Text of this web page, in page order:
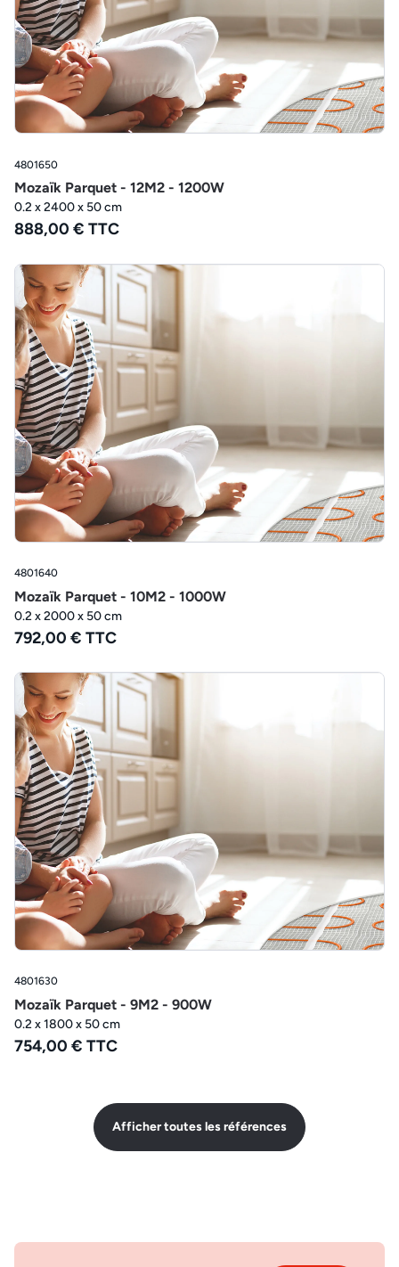
4801650
Mozaïk Parquet - 12M2 - 1200W
0.2 x 2400 x 50 cm
888,00 € TTC
4801640
Mozaïk Parquet - 10M2 - 1000W
0.2 x 2000 x 50 cm
792,00 € TTC
4801630
Mozaïk Parquet - 9M2 - 900W
0.2 x 1800 x 50 cm
754,00 € TTC
Afficher toutes les références